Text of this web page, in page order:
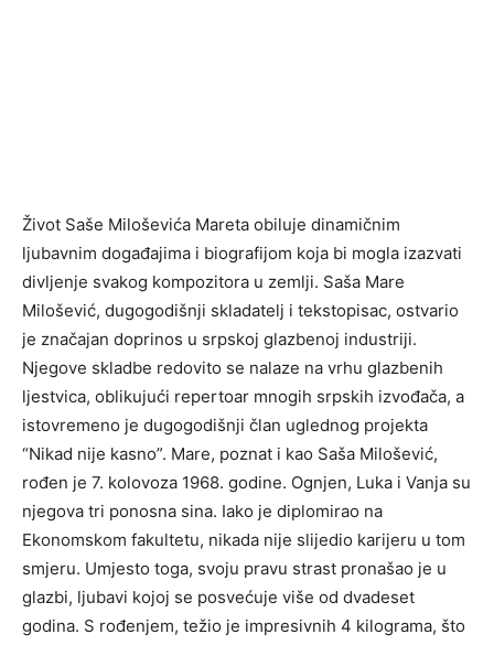
Život Saše Miloševića Mareta obiluje dinamičnim
ljubavnim događajima i biografijom koja bi mogla izazvati
divljenje svakog kompozitora u zemlji. Saša Mare
Milošević, dugogodišnji skladatelj i tekstopisac, ostvario
je značajan doprinos u srpskoj glazbenoj industriji.
Njegove skladbe redovito se nalaze na vrhu glazbenih
ljestvica, oblikujući repertoar mnogih srpskih izvođača, a
istovremeno je dugogodišnji član uglednog projekta
“Nikad nije kasno”. Mare, poznat i kao Saša Milošević,
rođen je 7. kolovoza 1968. godine. Ognjen, Luka i Vanja su
njegova tri ponosna sina. Iako je diplomirao na
Ekonomskom fakultetu, nikada nije slijedio karijeru u tom
smjeru. Umjesto toga, svoju pravu strast pronašao je u
glazbi, ljubavi kojoj se posvećuje više od dvadeset
godina. S rođenjem, težio je impresivnih 4 kilograma, što